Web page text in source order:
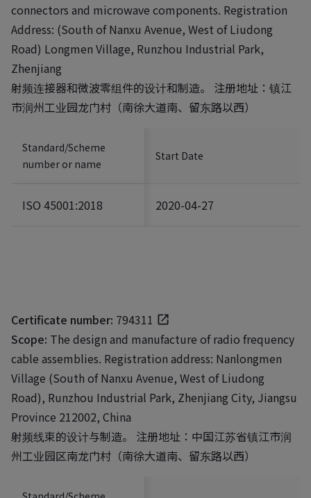
connectors and microwave components. Registration
Address: (South of Nanxu Avenue, West of Liudong
Road) Longmen Village, Runzhou Industrial Park,
Zhenjiang
射频连接器和微波零组件的设计和制造。 注册地址：镇江
市润州工业园龙门村（南徐大道南、留东路以西）
Standard/Scheme
number or name
Start Date
ISO 45001:2018 2020-04-27
Certificate number: 794311
Scope: The design and manufacture of radio frequency
cable assemblies. Registration address: Nanlongmen
Village (South of Nanxu Avenue, West of Liudong
Road), Runzhou Industrial Park, Zhenjiang City, Jiangsu
Province 212002, China
射频线束的设计与制造。 注册地址：中国江苏省镇江市润
州工业园区南龙门村（南徐大道南、留东路以西）